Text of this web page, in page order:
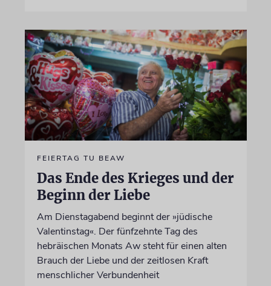
FEIERTAG TU BEAW
Das Ende des Krieges und der
Beginn der Liebe
Am Dienstagabend beginnt der »jüdische
Valentinstag«. Der fünfzehnte Tag des
hebräischen Monats Aw steht für einen alten
Brauch der Liebe und der zeitlosen Kraft
menschlicher Verbundenheit